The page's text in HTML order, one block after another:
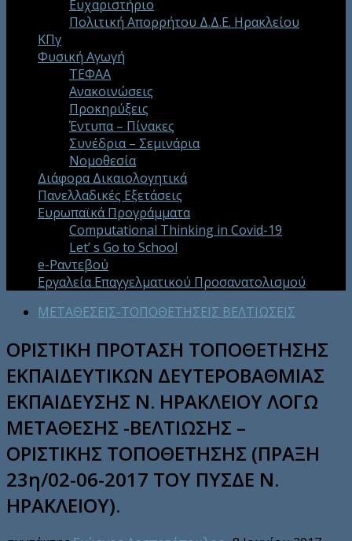
Ευχαριστήριο
Πολιτική Απορρήτου Δ.Δ.Ε. Ηρακλείου
ΚΠγ
Φυσική Αγωγή
ΤΕΦΑΑ
Ανακοινώσεις
Προκηρύξεις
Έντυπα – Πίνακες
Συνέδρια – Σεμινάρια
Νομοθεσία
Διάφορα Δικαιολογητικά
Πανελλαδικές Εξετάσεις
Ευρωπαϊκά Προγράμματα
Computational Thinking in Covid-19
Let’ s Go to School
e-Ραντεβού
Εργαλεία Επαγγελματικού Προσανατολισμού
ΜΕΤΑΘΕΣΕΙΣ-ΤΟΠΟΘΕΤΗΣΕΙΣ ΒΕΛΤΙΩΣΕΙΣ
ΟΡΙΣΤΙΚΗ ΠΡΟΤΑΣΗ ΤΟΠΟΘΕΤΗΣΗΣ
ΕΚΠΑΙΔΕΥΤΙΚΩΝ ΔΕΥΤΕΡΟΒΑΘΜΙΑΣ
ΕΚΠΑΙΔΕΥΣΗΣ Ν. ΗΡΑΚΛΕΙΟΥ ΛΟΓΩ
ΜΕΤΑΘΕΣΗΣ -ΒΕΛΤΙΩΣΗΣ –
ΟΡΙΣΤΙΚΗΣ ΤΟΠΟΘΕΤΗΣΗΣ (ΠΡΑΞΗ
23η/02-06-2017 ΤΟΥ ΠΥΣΔΕ Ν.
ΗΡΑΚΛΕΙΟΥ).